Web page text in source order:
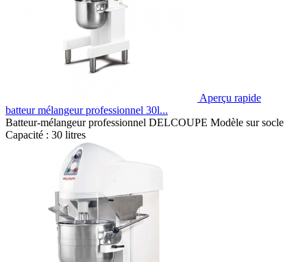
Aperçu rapide
batteur mélangeur professionnel 30l...
Batteur-mélangeur professionnel DELCOUPE Modèle sur socle
Capacité : 30 litres